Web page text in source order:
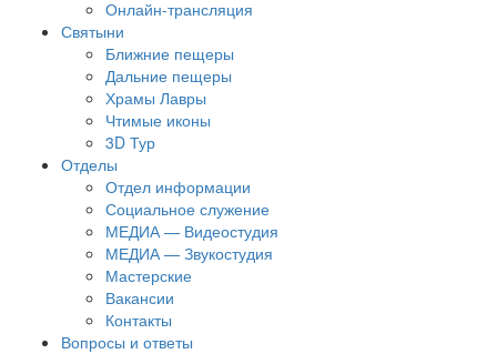
Онлайн-трансляция
Святыни
Ближние пещеры
Дальние пещеры
Храмы Лавры
Чтимые иконы
3D Тур
Отделы
Отдел информации
Социальное служение
МЕДИА — Видеостудия
МЕДИА — Звукостудия
Мастерские
Вакансии
Контакты
Вопросы и ответы